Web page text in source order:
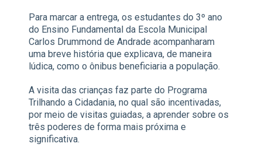
Para marcar a entrega, os estudantes do 3º ano
do Ensino Fundamental da Escola Municipal
Carlos Drummond de Andrade acompanharam
uma breve história que explicava, de maneira
lúdica, como o ônibus beneficiaria a população.
A visita das crianças faz parte do Programa
Trilhando a Cidadania, no qual são incentivadas,
por meio de visitas guiadas, a aprender sobre os
três poderes de forma mais próxima e
significativa.